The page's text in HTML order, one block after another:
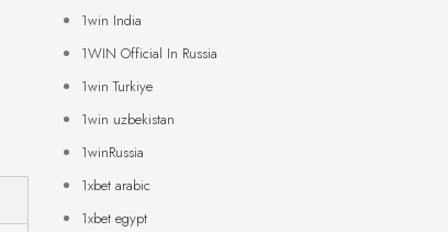
1win India
1WIN Official In Russia
1win Turkiye
1win uzbekistan
1winRussia
1xbet arabic
1xbet egypt